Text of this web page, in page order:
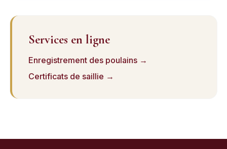
Services en ligne
Enregistrement des poulains →
Certificats de saillie →